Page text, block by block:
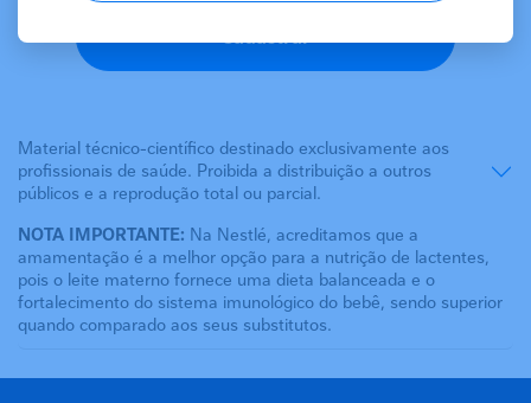
Cadastrar
Material técnico-científico destinado exclusivamente aos
profissionais de saúde. Proibida a distribuição a outros
públicos e a reprodução total ou parcial.
NOTA IMPORTANTE: Na Nestlé, acreditamos que a
amamentação é a melhor opção para a nutrição de lactentes,
pois o leite materno fornece uma dieta balanceada e o
fortalecimento do sistema imunológico do bebê, sendo superior
quando comparado aos seus substitutos.